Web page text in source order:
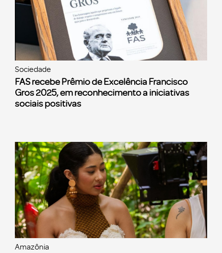
Sociedade
FAS recebe Prêmio de Excelência Francisco
Gros 2025, em reconhecimento a iniciativas
sociais positivas
Amazônia